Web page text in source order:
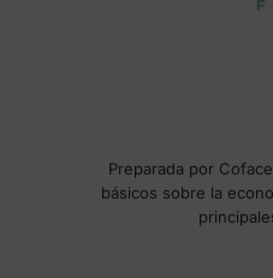
Preparada por
básicos sobre la